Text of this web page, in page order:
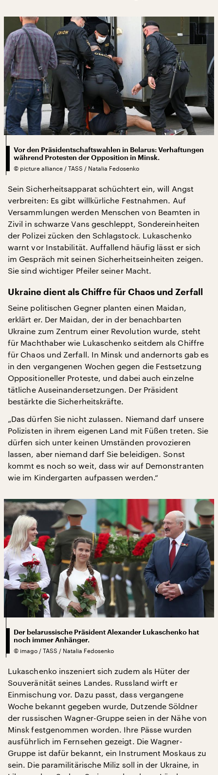
Vor den Präsidentschaftswahlen in Belarus: Verhaftungen
während Protesten der Opposition in Minsk.
© picture alliance / TASS / Natalia Fedosenko
Sein Sicherheitsapparat schüchtert ein, will Angst
verbreiten: Es gibt willkürliche Festnahmen. Auf
Versammlungen werden Menschen von Beamten in
Zivil in schwarze Vans geschleppt, Sondereinheiten
der Polizei zücken den Schlagstock. Lukaschenko
warnt vor Instabilität. Auffallend häufig lässt er sich
im Gespräch mit seinen Sicherheitseinheiten zeigen.
Sie sind wichtiger Pfeiler seiner Macht.
Ukraine dient als Chiffre für Chaos und Zerfall
Seine politischen Gegner planten einen Maidan,
erklärt er. Der Maidan, der in der benachbarten
Ukraine zum Zentrum einer Revolution wurde, steht
für Machthaber wie Lukaschenko seitdem als Chiffre
für Chaos und Zerfall. In Minsk und andernorts gab es
in den vergangenen Wochen gegen die Festsetzung
Oppositioneller Proteste, und dabei auch einzelne
tätliche Auseinandersetzungen. Der Präsident
bestärkte die Sicherheitskräfte.
„Das dürfen Sie nicht zulassen. Niemand darf unsere
Polizisten in ihrem eigenen Land mit Füßen treten. Sie
dürfen sich unter keinen Umständen provozieren
lassen, aber niemand darf Sie beleidigen. Sonst
kommt es noch so weit, dass wir auf Demonstranten
wie im Kindergarten aufpassen werden.“
Der belarussische Präsident Alexander Lukaschenko hat
noch immer Anhänger.
© imago / TASS / Natalia Fedosenko
Lukaschenko inszeniert sich zudem als Hüter der
Souveränität seines Landes. Russland wirft er
Einmischung vor. Dazu passt, dass vergangene
Woche bekannt gegeben wurde, Dutzende Söldner
der russischen Wagner-Gruppe seien in der Nähe von
Minsk festgenommen worden. Ihre Pässe wurden
ausführlich im Fernsehen gezeigt. Die Wagner-
Gruppe ist dafür bekannt, ein Instrument Moskaus zu
sein. Die paramilitärische Miliz soll in der Ukraine, in